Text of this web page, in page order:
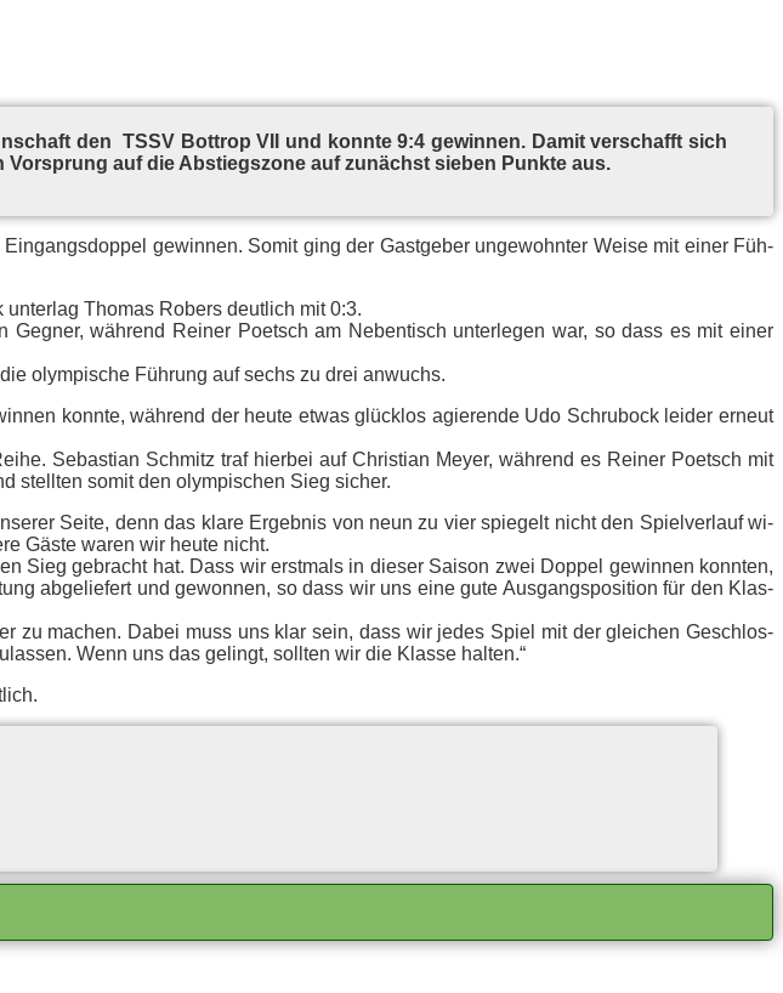
den TSSV Bot­trop VII und konn­te 9:4 ge­win­nen. Da­mit ver­schafft sich
auf die Ab­stiegs­zo­ne auf zu­nächst sie­ben Punk­te aus.
ge­win­nen. So­mit ging der Gast­ge­ber un­ge­wohn­ter Wei­se mit ei­ner Füh­
Tho­mas Ro­bers deut­lich mit 0:3.
wäh­rend Rei­ner Po­etsch am Ne­ben­tisch un­ter­le­gen war, so dass es mit ei­ner
olym­pi­sche Füh­rung auf sechs zu drei anwuchs.
konn­te, wäh­rend der heu­te et­was glück­los agie­ren­de Udo Schru­bock lei­der er­neut
Se­bas­ti­an Schmitz traf hier­bei auf Chris­ti­an Mey­er, wäh­rend es Rei­ner Po­etsch mit
stell­ten so­mit den olym­pi­schen Sieg sicher.
Sei­te, denn das kla­re Er­geb­nis von neun zu vier spie­gelt nicht den Spiel­ver­lauf wi­
Gäs­te wa­ren wir heu­te nicht.
Sieg ge­bracht hat. Dass wir erst­mals in die­ser Sai­son zwei Dop­pel ge­win­nen konn­ten,
ab­ge­lie­fert und ge­won­nen, so dass wir uns eine gute Aus­gangs­po­si­ti­on für den Klas­
zu ma­chen. Da­bei muss uns klar sein, dass wir je­des Spiel mit der glei­chen Ge­schlos­
Wenn uns das ge­lingt, soll­ten wir die Klas­se halten.“